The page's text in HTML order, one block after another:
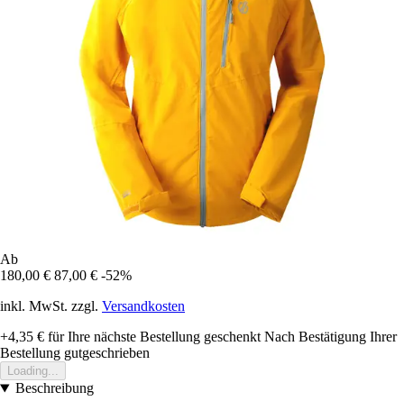
Ab
180,00 € 87,00 € -52%
inkl. MwSt. zzgl. Versandkosten
+4,35 € für Ihre nächste Bestellung geschenkt Nach Bestätigung Ihrer
Bestellung gutgeschrieben
Loading...
Beschreibung